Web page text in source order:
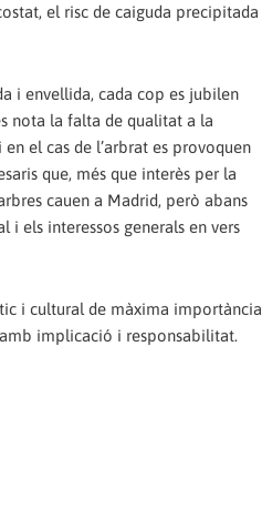
el risc de caiguda precipitada
i envellida, cada cop es jubilen
nota la falta de qualitat a la
el cas de l’arbrat es provoquen
que, més que interès per la
cauen a Madrid, però abans
els interessos generals en vers
i cultural de màxima importància
implicació i responsabilitat.